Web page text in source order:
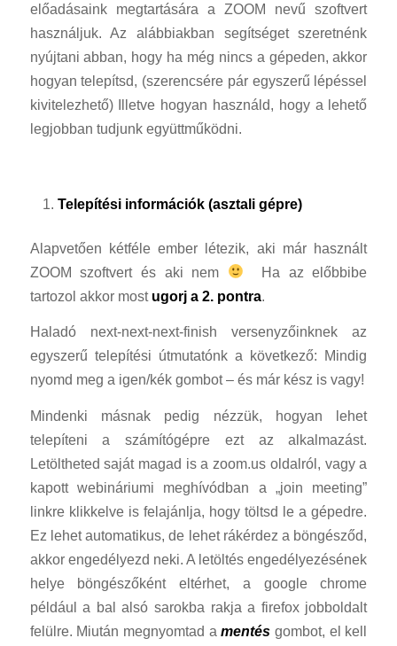
előadásaink megtartására a ZOOM nevű szoftvert
használjuk. Az alábbiakban segítséget szeretnénk
nyújtani abban, hogy ha még nincs a gépeden, akkor
hogyan telepítsd, (szerencsére pár egyszerű lépéssel
kivitelezhető) Illetve hogyan használd, hogy a lehető
legjobban tudjunk együttműködni.
Telepítési információk (asztali gépre)
Alapvetően kétféle ember létezik, aki már használt
ZOOM szoftvert és aki nem
Ha az előbbibe
tartozol akkor most ugorj a 2. pontra.
Haladó next-next-next-finish versenyzőinknek az
egyszerű telepítési útmutatónk a következő: Mindig
nyomd meg a igen/kék gombot – és már kész is vagy!
Mindenki másnak pedig nézzük, hogyan lehet
telepíteni a számítógépre ezt az alkalmazást.
Letöltheted saját magad is a zoom.us oldalról, vagy a
kapott webináriumi meghívódban a „join meeting”
linkre klikkelve is felajánlja, hogy töltsd le a gépedre.
Ez lehet automatikus, de lehet rákérdez a böngésződ,
akkor engedélyezd neki. A letöltés engedélyezésének
helye böngészőként eltérhet, a google chrome
például a bal alsó sarokba rakja a firefox jobboldalt
felülre. Miután megnyomtad amentés gombot, el kell